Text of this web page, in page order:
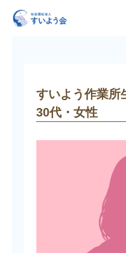
募集要項
すいよう作業所
30代・女性
すいよう会について